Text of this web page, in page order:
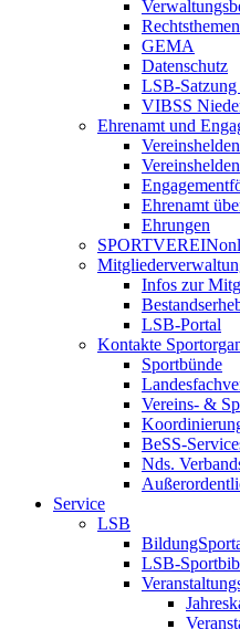
GEMA
Datenschutz
LSB-
VIBSS
Ehrenamt und
Vereinshelden
Ehrenamt
Ehrungen
Infos zur
LSB-Portal
Kontakte
Sportbünde
Vereins- &
BeSS-
Nds.
Service
LSB
LSB-